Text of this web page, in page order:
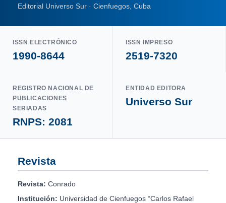
Editorial Universo Sur · Cienfuegos, Cuba
ISSN ELECTRÓNICO
1990-8644
ISSN IMPRESO
2519-7320
REGISTRO NACIONAL DE
PUBLICACIONES
SERIADAS
RNPS: 2081
ENTIDAD EDITORA
Universo Sur
Revista
Revista: Conrado
Institución: Universidad de Cienfuegos “Carlos Rafael